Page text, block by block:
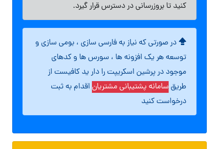
کنید تا بروزرسانی در دسترس قرار گیرد.
در صورتی که نیاز به فارسی سازی ، بومی سازی و
توسعه هر یک افزونه ها ، سورس ها و کدهای
موجود در پرشین اسکریپت را دار ید کافیست از
طریقسامانه پشتیبانی مشتریان اقدام به ثبت
درخواست کنید